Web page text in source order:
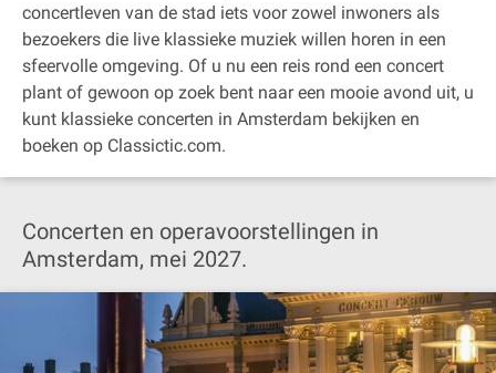
concertleven van de stad iets voor zowel inwoners als
bezoekers die live klassieke muziek willen horen in een
sfeervolle omgeving. Of u nu een reis rond een concert
plant of gewoon op zoek bent naar een mooie avond uit, u
kunt klassieke concerten in Amsterdam bekijken en
boeken op Classictic.com.
Concerten en operavoorstellingen in
Amsterdam, mei 2027.